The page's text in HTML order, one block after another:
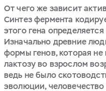
От чего же зависит
Синтез фермента
этого гена
Изначально древние
формы генов, которая не
лактозу во взрослом
ведь не было
эволюции,